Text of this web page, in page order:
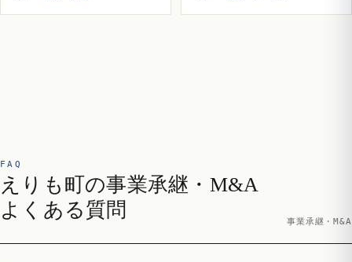
FAQ
えりも町の事業承継・M&A
よくある質問
事業承継・M&A